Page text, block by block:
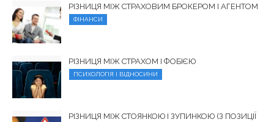
РІЗНИЦЯ МІЖ СТРАХОВИМ БРОКЕРОМ І АГЕНТОМ
ФІНАНСИ
РІЗНИЦЯ МІЖ СТРАХОМ І ФОБІЄЮ
ПСИХОЛОГІЯ І ВІДНОСИНИ
РІЗНИЦЯ МІЖ СТОЯНКОЮ І ЗУПИНКОЮ (З ПОЗИЦІЇ